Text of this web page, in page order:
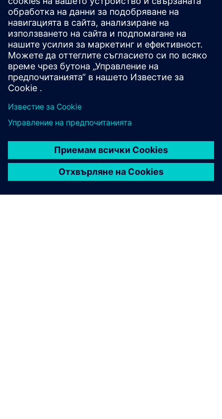
ресурси
Демо
Предпоставки
PXC Controller за свързване на комуникационен модул